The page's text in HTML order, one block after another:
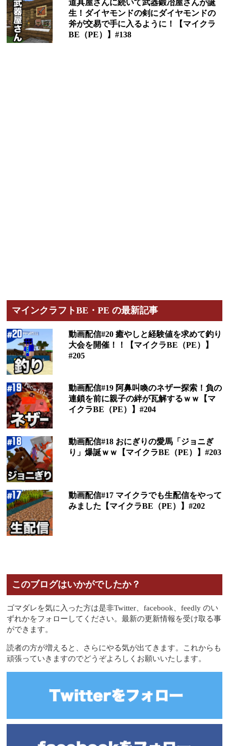
道具屋さんに続いて武器鍛冶屋さんが誕
生！ダイヤモンドの剣にダイヤモンドの
斧が交易で手に入るように！【マイクラ
BE（PE）】#138
マインクラフトBE・PE の最新記事
動画配信#20 癒やしと経験値を求めて釣り
大会を開催！！【マイクラBE（PE）】
#205
動画配信#19 阿鼻叫喚のネザー探索！負の
連鎖を前に親子の絆が瓦解するｗｗ【マ
イクラBE（PE）】#204
動画配信#18 おにぎりの愛馬「ジョニぎ
り」爆誕ｗｗ【マイクラBE（PE）】#203
動画配信#17 マイクラでも生配信をやって
みました【マイクラBE（PE）】#202
このブログはいかがでしたか？
ゴマダレを気に入った方は是非Twitter、facebook、feedly のい
ずれかをフォローしてください。最新の更新情報を受け取る事
ができます。
読者の方が増えると、さらにやる気が出てきます。これからも
頑張っていきますのでどうぞよろしくお願いいたします。